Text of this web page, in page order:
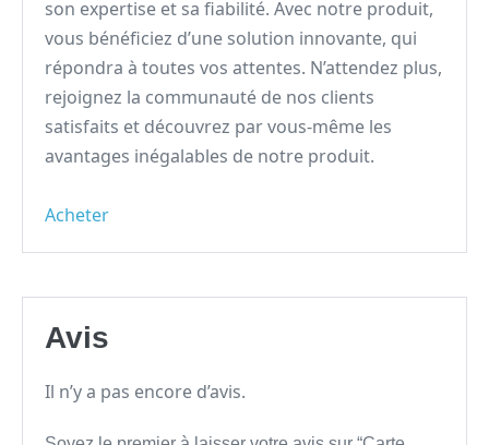
son expertise et sa fiabilité. Avec notre produit,
vous bénéficiez d’une solution innovante, qui
répondra à toutes vos attentes. N’attendez plus,
rejoignez la communauté de nos clients
satisfaits et découvrez par vous-même les
avantages inégalables de notre produit.
Acheter
Avis
Il n’y a pas encore d’avis.